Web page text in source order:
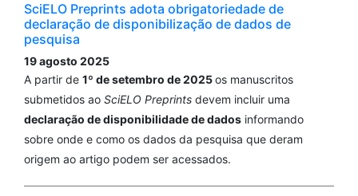
SciELO Preprints adota obrigatoriedade de
declaração de disponibilização de dados de
pesquisa
19 agosto 2025
A partir de 1º de setembro de 2025os manuscritos
submetidos ao SciELO Preprints devem incluir uma
declaração de disponibilidade de dados informando
sobre onde e como os dados da pesquisa que deram
origem ao artigo podem ser acessados.